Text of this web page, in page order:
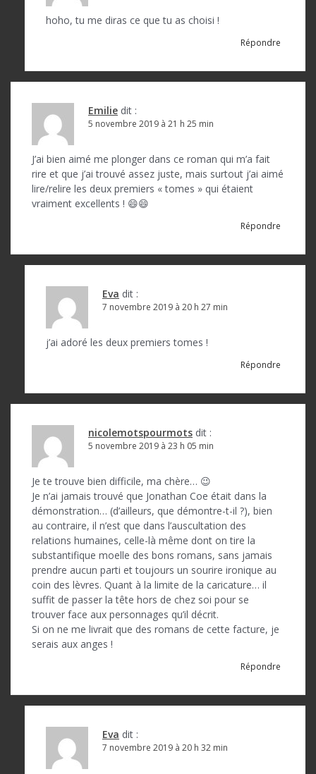
e
hoho, tu me diras ce que tu as choisi !
Répondre
Emilie dit :
5 novembre 2019 à 21 h 25 min
J’ai bien aimé me plonger dans ce roman qui m’a fait
rire et que j’ai trouvé assez juste, mais surtout j’ai aimé
lire/relire les deux premiers « tomes » qui étaient
vraiment excellents ! 😄😄
Répondre
Eva dit :
7 novembre 2019 à 20 h 27 min
j’ai adoré les deux premiers tomes !
Répondre
nicolemotspourmots dit :
5 novembre 2019 à 23 h 05 min
Je te trouve bien difficile, ma chère… 😉
Je n’ai jamais trouvé que Jonathan Coe était dans la
démonstration… (d’ailleurs, que démontre-t-il ?), bien
au contraire, il n’est que dans l’auscultation des
relations humaines, celle-là même dont on tire la
substantifique moelle des bons romans, sans jamais
prendre aucun parti et toujours un sourire ironique au
coin des lèvres. Quant à la limite de la caricature… il
suffit de passer la tête hors de chez soi pour se
trouver face aux personnages qu’il décrit.
Si on ne me livrait que des romans de cette facture, je
serais aux anges !
Répondre
Eva dit :
7 novembre 2019 à 20 h 32 min